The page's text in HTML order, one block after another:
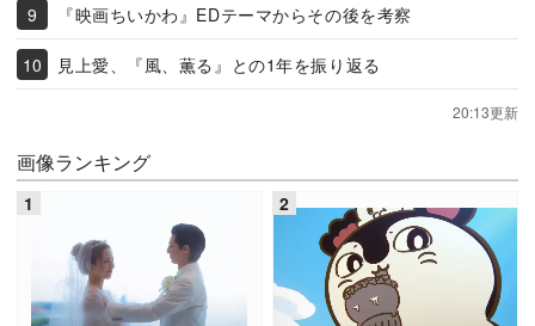
『映画ちいかわ』EDテーマからその後を考察
見上愛、『風、薫る』との1年を振り返る
20:13更新
画像ランキング